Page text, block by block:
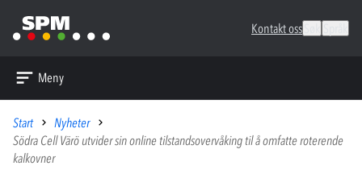
Kontakt oss
Meny
Start
Nyheter
Södra Cell Värö utvider sin online tilstandsovervåking til å omfatte roterende
kalkovner